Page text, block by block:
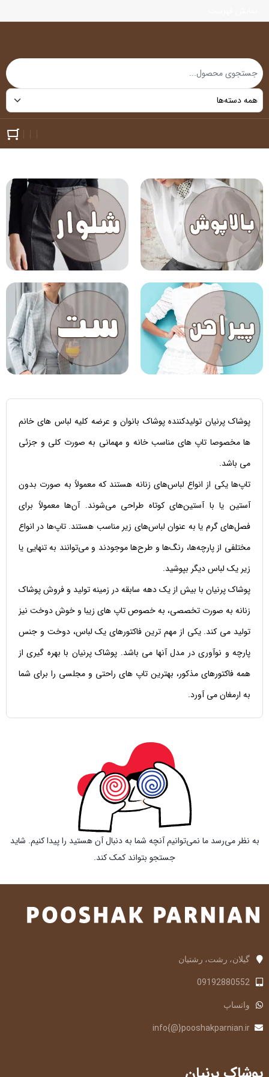
پوشاک پرنیان تولیدکننده پوشاک بانوان و عرضه کلیه لباس های خانم
ها مخصوصا تاپ های مناسب خانه و مهمانی به صورت کلی و جزئی
می باشد.
تاپ‌ها یکی از انواع لباس‌های زنانه هستند که معمولاً به صورت بدون
آستین یا با آستین‌های کوتاه طراحی می‌شوند. آن‌ها معمولاً برای
فصل‌های گرم یا به عنوان لباس‌های زیر مناسب هستند. تاپ‌ها در انواع
مختلفی از پارچه‌ها، رنگ‌ها و طرح‌ها موجودند و می‌توانند به تنهایی یا
زیر یک لباس دیگر بپوشید.
پوشاک پرنیان با بیش از یک دهه سابقه در زمینه تولید و فروش پوشاک
زنانه به صورت تخصصی، به خصوص تاپ های زیبا و خوش دوخت نیز
تولید می کند. یکی از مهم ترین فاکتورهای یک لباس، دوخت و جنس
پارچه و نوآوری در مدل آنها می باشد. پوشاک پرنیان با بهره گیری از
همه فاکتورهای مذکور، بهترین تاپ های راحتی و مجلسی را برای شما
به ارمغان می آورد.
به نظر می‌رسد ما نمی‌توانیم آنچه شما به دنبال آن هستید را پیدا کنیم. شاید
جستجو بتواند کمک کند.
گیلان، رشت، رشتیان
09192880552
واتساپ
info{@}pooshakparnian.ir